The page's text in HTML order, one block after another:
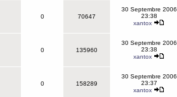
0 70647
30 Septembre 2006
23:38
xantox
0 135960
30 Septembre 2006
23:38
xantox
0 158289
30 Septembre 2006
23:37
xantox